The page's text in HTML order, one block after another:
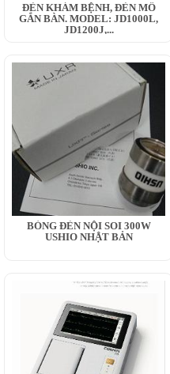
ĐÈN KHÁM BỆNH, ĐÈN MỔ
GẮN BÀN. MODEL: JD1000L,
JD1200J,...
BÓNG ĐÈN NỘI SOI 300W
USHIO NHẬT BẢN